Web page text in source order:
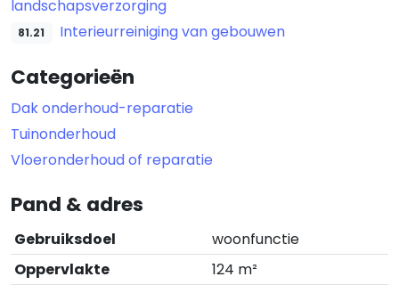
landschapsverzorging
81.21 Interieurreiniging van gebouwen
Categorieën
Dak onderhoud-reparatie
Tuinonderhoud
Vloeronderhoud of reparatie
Pand & adres
Gebruiksdoel
woonfunctie
Oppervlakte
124 m²